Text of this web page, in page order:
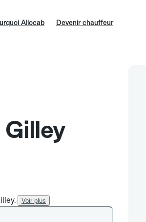
Allocab Devenir chauffeur
Gilley
Voir plus